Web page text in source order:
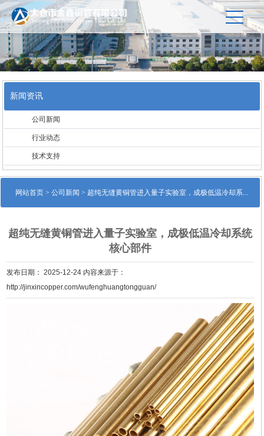
新闻资讯
公司新闻
行业动态
技术支持
网站首页 > 公司新闻 > 超纯无缝黄铜管进入量子实验室，成极低温冷却系...
超纯无缝黄铜管进入量子实验室，成极低温冷却系统
核心部件
发布日期： 2025-12-24 内容来源于：
http://jinxincopper.com/wufenghuangtongguan/